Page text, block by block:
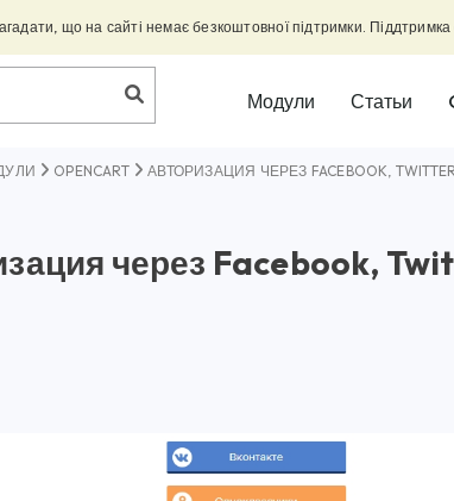
що на сайті немає безкоштовної підтримки. Піддтримка
Модули Статьи
OPENCART АВТОРИЗАЦИЯ ЧЕРЕЗ FACEBOOK,
через Facebook,